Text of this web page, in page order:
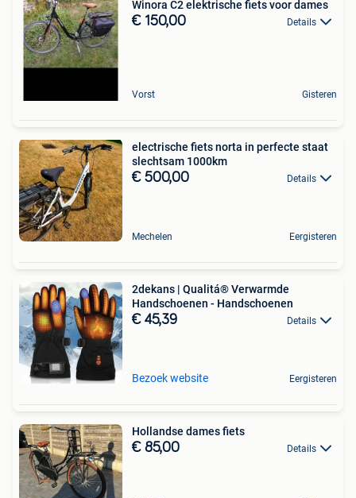
Winora C2 elektrische fiets voor dames
€ 150,00 Details
Vorst Gisteren
electrische fiets norta in perfecte staat
slechtsam 1000km
€ 500,00 Details
Mechelen Eergisteren
2dekans | Qualitá® Verwarmde
Handschoenen - Handschoenen
€ 45,39 Details
Bezoek website Eergisteren
Hollandse dames fiets
€ 85,00 Details